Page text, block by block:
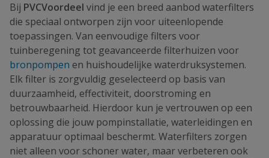
Bij PVCVoordeel vind je een breed aanbod waterfilters
die speciaal ontworpen zijn voor uiteenlopende
toepassingen. Van eenvoudige filters voor
tuinberegening tot geavanceerde filterhuizen voor
bronpompen en huishoudelijke waterdruksystemen.
Elk filter is zorgvuldig geselecteerd op basis van
duurzaamheid, effectiviteit, doorstroming en
betrouwbaarheid. Hierdoor kun je vertrouwen op een
oplossing die jouw pompinstallatie, waterleidingen en
apparatuur optimaal beschermt. Waterfilters zorgen
niet alleen voor schoner water, maar verbeteren ook